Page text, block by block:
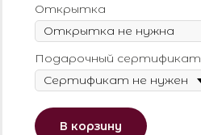
Открытка
Подарочный сертификат
В корзину